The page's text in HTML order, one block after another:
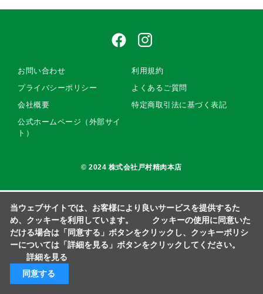
お問い合わせ
利用規約
プライバシーポリシー
よくあるご質問
会社概要
特定商取引法に基づく表記
公式ホームページ（外部サイ
ト）
© 2024 株式会社戸村精肉本店
当ウェブサイトでは、お客様により良いサービスを提供するた
め、クッキーを利用しています。 クッキーの使用に同意いた
だける場合は「同意する」ボタンをクリックし、クッキーポリシ
ーについては「詳細を見る」ボタンをクリックしてください。
詳細を見る
同意する